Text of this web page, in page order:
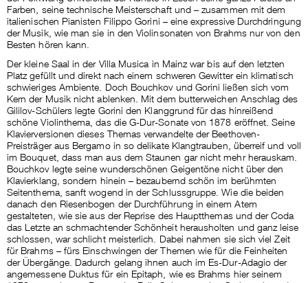
Farben, seine technische Meisterschaft und – zusammen mit dem
italienischen Pianisten Filippo Gorini – eine expressive Durchdringung
der Musik, wie man sie in den Violinsonaten von Brahms nur von den
Besten hören kann.
Der kleine Saal in der Villa Musica in Mainz war bis auf den letzten
Platz gefüllt und direkt nach einem schweren Gewitter ein klimatisch
schwieriges Ambiente. Doch Bouchkov und Gorini ließen sich vom
Kern der Musik nicht ablenken. Mit dem butterweichen Anschlag des
Gililov-Schülers legte Gorini den Klanggrund für das hinreißend
schöne Violinthema, das die G-Dur-Sonate von 1878 eröffnet. Seine
Klavierversionen dieses Themas verwandelte der Beethoven-
Preisträger aus Bergamo in so delikate Klangtrauben, überreif und voll
im Bouquet, dass man aus dem Staunen gar nicht mehr herauskam.
Bouchkov legte seine wunderschönen Geigentöne nicht über den
Klavierklang, sondern hinein – bezaubernd schön im berühmten
Seitenthema, sanft wogend in der Schlussgruppe. Wie die beiden
danach den Riesenbogen der Durchführung in einem Atem
gestalteten, wie sie aus der Reprise des Hauptthemas und der Coda
das Letzte an schmachtender Schönheit herausholten und ganz leise
schlossen, war schlicht meisterlich. Dabei nahmen sie sich viel Zeit
für Brahms – fürs Einschwingen der Themen wie für die Feinheiten
der Übergänge. Dadurch gelang ihnen auch im Es-Dur-Adagio der
angemessene Duktus für ein Epitaph, wie es Brahms hier seinem